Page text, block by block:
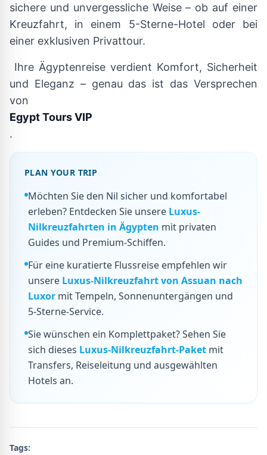
sichere und unvergessliche Weise – ob auf einer
Kreuzfahrt, in einem 5-Sterne-Hotel oder bei
einer exklusiven Privattour.
Ihre Ägyptenreise verdient Komfort, Sicherheit
und Eleganz – genau das ist das Versprechen
von
Egypt Tours VIP
.
PLAN YOUR TRIP
Möchten Sie den Nil sicher und komfortabel
erleben? Entdecken Sie unsere Luxus-
Nilkreuzfahrten in Ägypten mit privaten
Guides und Premium-Schiffen.
Für eine kuratierte Flussreise empfehlen wir
unsere Luxus-Nilkreuzfahrt von Assuan nach
Luxor mit Tempeln, Sonnenuntergängen und
5-Sterne-Service.
Sie wünschen ein Komplettpaket? Sehen Sie
sich dieses Luxus-Nilkreuzfahrt-Paket mit
Transfers, Reiseleitung und ausgewählten
Hotels an.
Tags: